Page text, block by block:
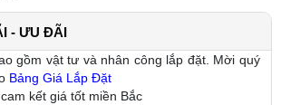
- ƯU ĐÃI
gồm vật tư và nhân công lắp đặt. Mời quý
Bảng Giá Lắp Đặt
kết giá tốt miền Bắc